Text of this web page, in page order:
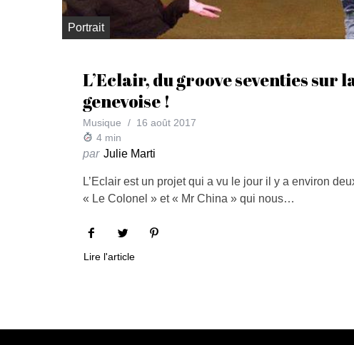
Portrait
L’Eclair, du groove seventies sur
genevoise !
Musique
16 août 2017
4 min
par Julie Marti
L’Eclair est un projet qui a vu le jour il y a environ
« Le Colonel » et « Mr China » qui nous…
Lire l'article